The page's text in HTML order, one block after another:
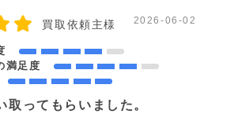
買取依頼主様 2026-06-02
満足度
取ってもらいました。